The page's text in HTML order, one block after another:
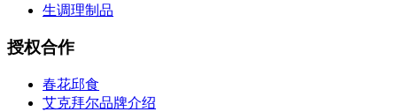
生调理制品
授权合作
春花邱食
艾克拜尔品牌介绍